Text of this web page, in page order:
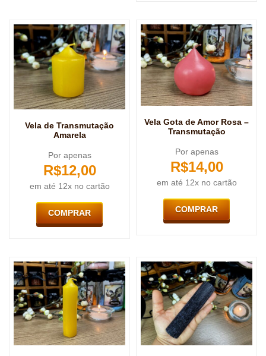
Vela de Transmutação
Amarela
Por apenas
R$12,00
em até 12x no cartão
COMPRAR
Vela Gota de Amor Rosa –
Transmutação
Por apenas
R$14,00
em até 12x no cartão
COMPRAR